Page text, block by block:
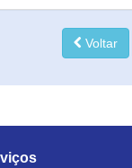
Voltar